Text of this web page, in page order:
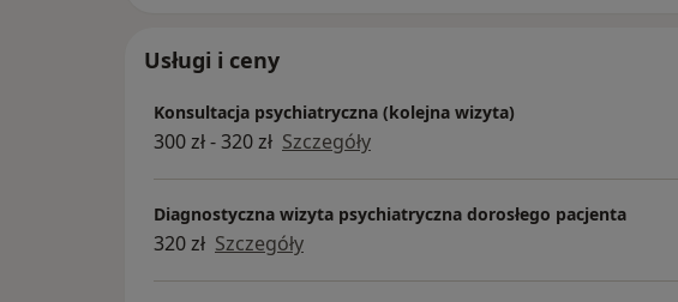
Usługi i ceny
Konsultacja psychiatryczna (kolejna wizyta)
300 zł - 320 zł Szczegóły
Diagnostyczna wizyta psychiatryczna dorosłego pacjenta
320 zł Szczegóły